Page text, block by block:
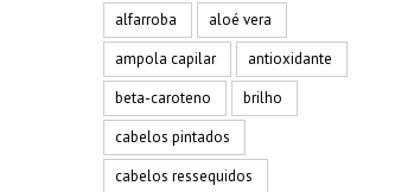
alfarroba
aloé vera
ampola capilar
antioxidante
beta-caroteno
brilho
cabelos pintados
cabelos ressequidos